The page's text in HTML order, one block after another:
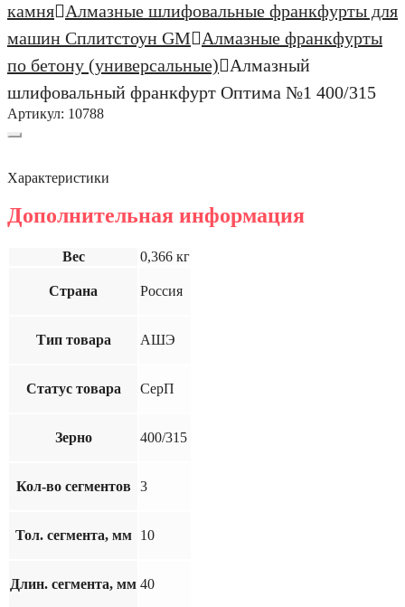
камня
Алмазные шлифовальные франкфурты для
машин Сплитстоун GM
Алмазные франкфурты
по бетону (универсальные)
Алмазный
шлифовальный франкфурт Оптима №1 400/315
Артикул: 10788
Характеристики
Дополнительная информация
Вес 0,366 кг
Страна Россия
Тип товара АШЭ
Статус товара СерП
Зерно 400/315
Кол-во сегментов 3
Тол. сегмента, мм 10
Длин. сегмента, мм 40